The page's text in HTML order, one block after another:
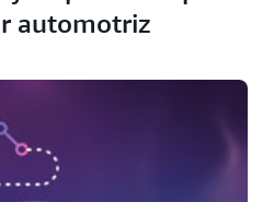
automotriz